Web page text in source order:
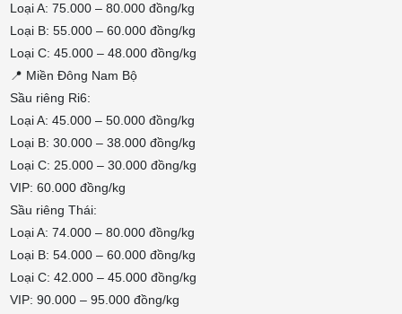
Loại A: 75.000 – 80.000 đồng/kg
Loại B: 55.000 – 60.000 đồng/kg
Loại C: 45.000 – 48.000 đồng/kg
📍 Miền Đông Nam Bộ
Sầu riêng Ri6:
Loại A: 45.000 – 50.000 đồng/kg
Loại B: 30.000 – 38.000 đồng/kg
Loại C: 25.000 – 30.000 đồng/kg
VIP: 60.000 đồng/kg
Sầu riêng Thái:
Loại A: 74.000 – 80.000 đồng/kg
Loại B: 54.000 – 60.000 đồng/kg
Loại C: 42.000 – 45.000 đồng/kg
VIP: 90.000 – 95.000 đồng/kg